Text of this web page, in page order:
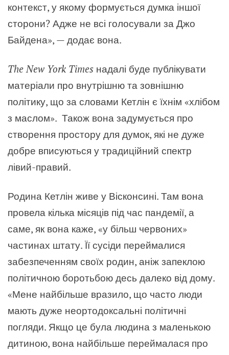
контекст, у якому формується думка іншої
сторони? Адже не всі голосували за Джо
Байдена», — додає вона.
The New York Times надалі буде публікувати
матеріали про внутрішню та зовнішню
політику, що за словами Кетлін є їхнім «хлібом
з маслом». Також вона задумується про
створення простору для думок, які не дуже
добре вписуються у традиційний спектр
лівий-правий.
Родина Кетлін живе у Вісконсині. Там вона
провела кілька місяців під час пандемії, а
саме, як вона каже, «у більш червоних»
частинах штату. Її сусіди переймалися
забезпеченням своїх родин, аніж запеклою
політичною боротьбою десь далеко від дому.
«Мене найбільше вразило, що часто люди
мають дуже неортодоксальні політичні
погляди. Якщо це була людина з маленькою
дитиною, вона найбільше переймалася про